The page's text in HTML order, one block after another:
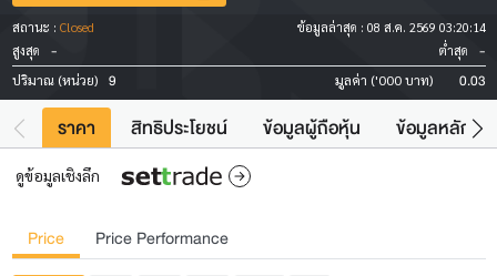
สถานะ : Closed ข้อมูลล่าสุด : 08 ส.ค. 2569 03:20:14
สูงสุด
- ต่ำสุด -
ปริมาณ (หน่วย) 9 มูลค่า ('000 บาท) 0.03
ราคา สิทธิประโยชน์ ข้อมูลผู้ถือหุ้น ข้อมูลหลักท
ดูข้อมูลเชิงลึก
Price Price Performance